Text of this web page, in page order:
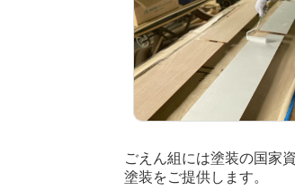
ごえん組には塗装の国家
塗装をご提供します。